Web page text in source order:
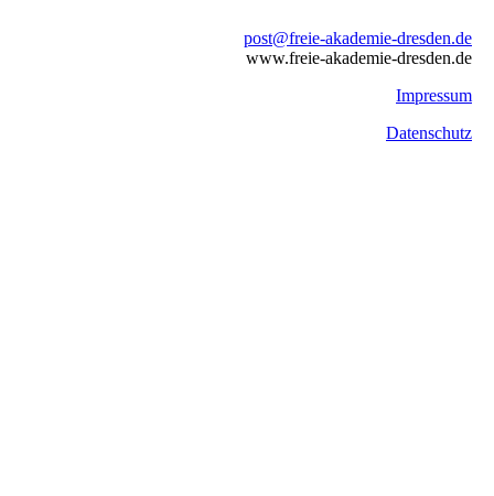
post@freie-akademie-dresden.de
www.freie-akademie-dresden.de
Impressum
Datenschutz